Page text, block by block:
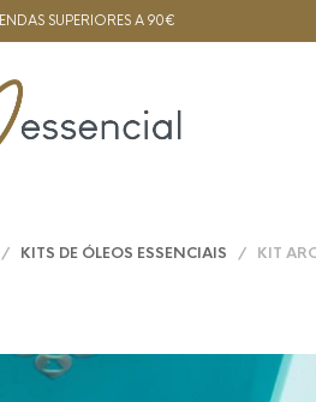
SUPERIORES A 90€
/ KITS DE ÓLEOS ESSENCIAIS / KIT